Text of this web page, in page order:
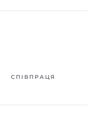
СПІВПРАЦЯ